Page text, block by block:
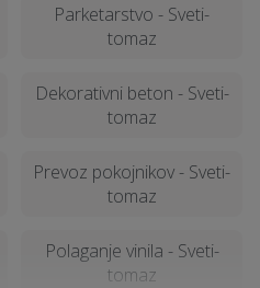
Parketarstvo - Sveti-
tomaz
Dekorativni beton - Sveti-
tomaz
Prevoz pokojnikov - Sveti-
tomaz
Polaganje vinila - Sveti-
tomaz